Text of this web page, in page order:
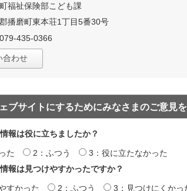
福祉保険部こども課
播磨町東本荘1丁目5番30号
435-0366
合わせ
ブサイトにするためにみなさまのご意見
報は役に立ちましたか？
た 2：ふつう
3：役に立たなかった
報は見つけやすかったですか？
すかった 2：ふつう 3：見つけにくかっ